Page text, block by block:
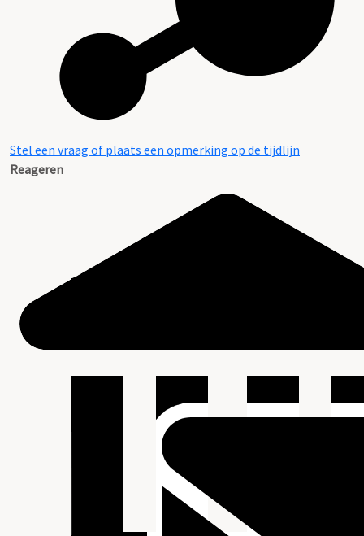
Stel een vraag of plaats een opmerking op de tijdlijn
Reageren